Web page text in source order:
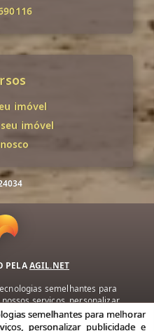
imóvel
imóvel
PELAAGIL.NET
semelhantes para
serviços, personalizar
de seu interesse. Ao utilizar
nossa política de privacidade e
semelhantes para melhorar
personalizar publicidade e